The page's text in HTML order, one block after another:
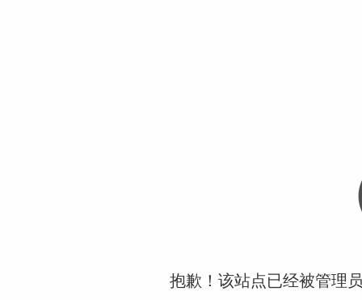
抱歉！该站点已经被管理